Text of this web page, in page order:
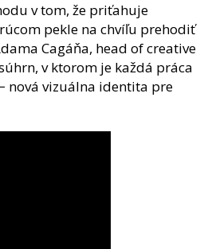
v tom, že priťahuje
pekle na chvíľu prehodiť
Cagáňa, head of creative
v ktorom je každá práca
nová vizuálna identita pre